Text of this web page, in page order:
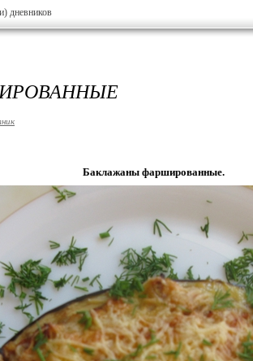
дневников
Баклажаны фаршированные.